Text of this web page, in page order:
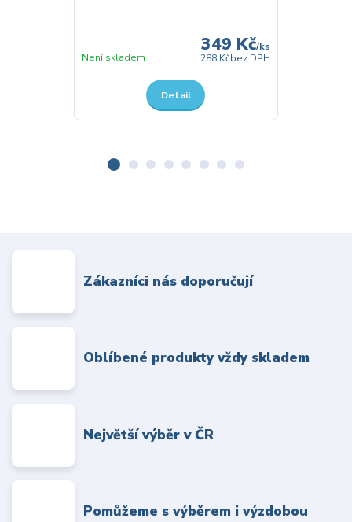
349 Kč/ks
288 Kčbez DPH
Není skladem
Detail
Zákazníci nás doporučují
Oblíbené produkty vždy skladem
Největší výběr v ČR
Pomůžeme s výběrem i výzdobou